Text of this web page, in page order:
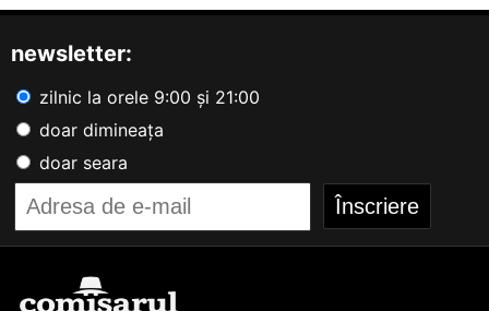
newsletter:
zilnic la orele 9:00 și 21:00
doar dimineața
doar seara